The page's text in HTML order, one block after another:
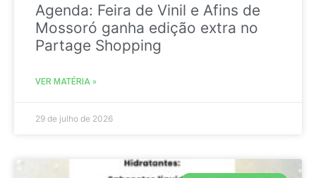
Agenda: Feira de Vinil e Afins de
Mossoró ganha edição extra no
Partage Shopping
VER MATÉRIA »
29 de julho de 2026